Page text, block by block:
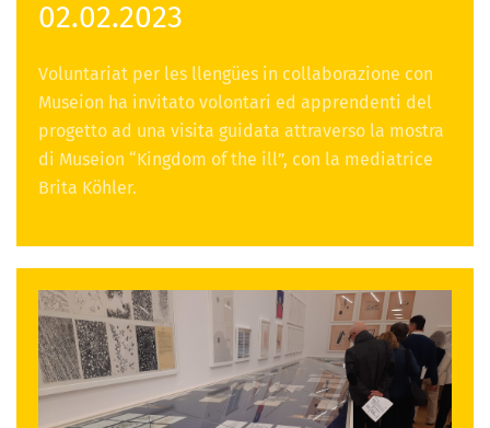
02.02.2023
Voluntariat per les llengües in collaborazione con
Museion ha invitato volontari ed apprendenti del
progetto ad una visita guidata attraverso la mostra
di Museion “Kingdom of the ill”, con la mediatrice
Brita Köhler.